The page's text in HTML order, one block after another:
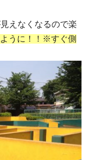
えなくなるので楽
うに！！※すぐ側